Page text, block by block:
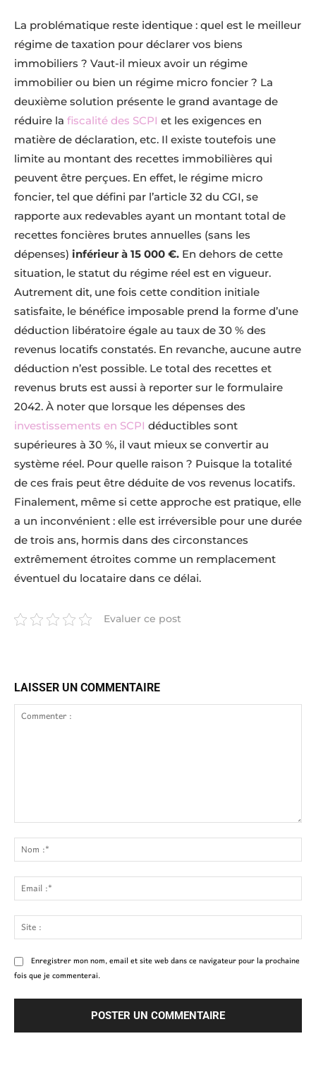
La problématique reste identique : quel est le meilleur
régime de taxation pour déclarer vos biens
immobiliers ? Vaut-il mieux avoir un régime
immobilier ou bien un régime micro foncier ? La
deuxième solution présente le grand avantage de
réduire la fiscalité des SCPI et les exigences en
matière de déclaration, etc. Il existe toutefois une
limite au montant des recettes immobilières qui
peuvent être perçues. En effet, le régime micro
foncier, tel que défini par l’article 32 du CGI, se
rapporte aux redevables ayant un montant total de
recettes foncières brutes annuelles (sans les
dépenses) inférieur à 15 000 €. En dehors de cette
situation, le statut du régime réel est en vigueur.
Autrement dit, une fois cette condition initiale
satisfaite, le bénéfice imposable prend la forme d’une
déduction libératoire égale au taux de 30 % des
revenus locatifs constatés. En revanche, aucune autre
déduction n’est possible. Le total des recettes et
revenus bruts est aussi à reporter sur le formulaire
2042. À noter que lorsque les dépenses des
investissements en SCPI déductibles sont
supérieures à 30 %, il vaut mieux se convertir au
système réel. Pour quelle raison ? Puisque la totalité
de ces frais peut être déduite de vos revenus locatifs.
Finalement, même si cette approche est pratique, elle
a un inconvénient : elle est irréversible pour une durée
de trois ans, hormis dans des circonstances
extrêmement étroites comme un remplacement
éventuel du locataire dans ce délai.
Evaluer ce post
LAISSER UN COMMENTAIRE
:
:*
:*
:
Enregistrer mon nom, email et site web dans ce navigateur pour la prochaine
fois que je commenterai.